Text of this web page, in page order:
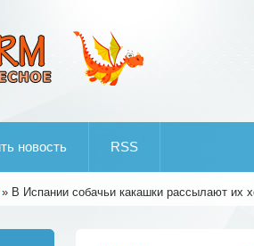
новость RSS
» В Испании собачьи какашки рассылают их